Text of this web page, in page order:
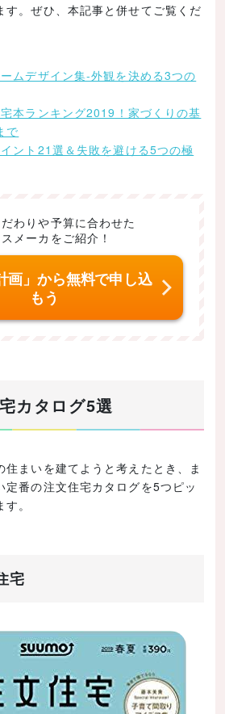
ラリー
す。ぜひ、本記事と併せてご覧くだ
ムデザイン集-外観を決める3つの
本ランキング2019！家づくりの基
で
ント21選＆失敗を避ける5つの極
わりや予算に合わせた
メーカをご紹介！
画」から無料で申し込
もう
カタログ5選
住まいを建てようと考えたとき、ま
定番の注文住宅カタログを5つピッ
。
宅